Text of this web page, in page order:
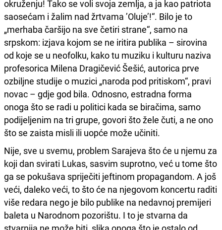
okruženju! Tako se voli svoja zemlja, a ja kao patriota
saosećam i žalim nad žrtvama ’Oluje’!“. Bilo je to
„merhaba čaršijo na sve četiri strane“, samo na
srpskom: izjava kojom se ne iritira publika – sirovina
od koje se u neofolku, kako tu muziku i kulturu naziva
profesorica Milena Dragičević Šešić, autorica prve
ozbiljne studije o muzici „naroda pod pritiskom“, pravi
novac – gdje god bila. Odnosno, estradna forma
onoga što se radi u politici kada se biračima, samo
podijeljenim na tri grupe, govori što žele čuti, a ne ono
što se zaista misli ili uopće može učiniti.
Nije, sve u svemu, problem Sarajeva što će u njemu za
koji dan svirati Lukas, sasvim suprotno, već u tome što
ga se pokušava spriječiti jeftinom propagandom. A još
veći, daleko veći, to što će na njegovom koncertu raditi
više redara nego je bilo publike na nedavnoj premijeri
baleta u Narodnom pozorištu. I to je stvarna da